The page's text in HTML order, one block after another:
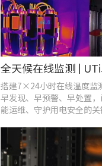
搭建7×24小时在线温度监
早发现、早预警、早处置
能运维、守护用电安全的关